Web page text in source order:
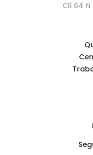
Cll 64 N